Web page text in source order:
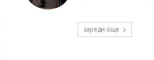
зареди още